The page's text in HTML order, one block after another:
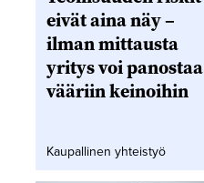
eivät aina näy –
ilman mittausta
yritys voi panostaa
vääriin keinoihin
Kaupallinen yhteistyö